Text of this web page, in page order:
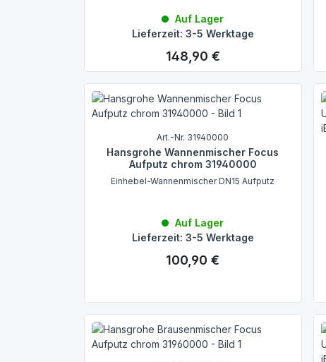
Auf Lager
Lieferzeit: 3-5 Werktage
Regulärer Preis:
148,90 €
Art.-Nr. 31940000
Hansgrohe Wannenmischer Focus
Aufputz chrom 31940000
Einhebel-Wannenmischer DN15 Aufputz
Auf Lager
Lieferzeit: 3-5 Werktage
Regulärer Preis:
100,90 €